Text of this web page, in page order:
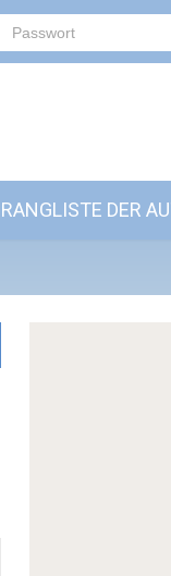
RANGLISTE DER